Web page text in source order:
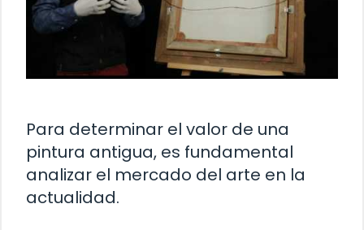
Para determinar el valor de una
pintura antigua, es fundamental
analizar el mercado del arte en la
actualidad.